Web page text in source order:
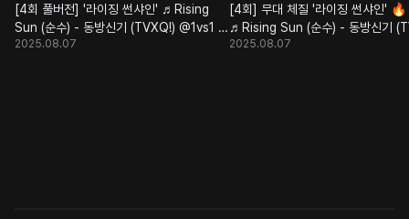
[4회 풀버전] '라이징 썬샤인' ♬Rising
Sun (순수) - 동방신기 (TVXQ!) @1vs1 계
급 배틀
2025.08.07
[4회] 무대 체질 '라이징 썬샤인' 🔥
♬Rising Sun (순수) - 동방신기
@1vs1 계급 배틀
2025.08.07